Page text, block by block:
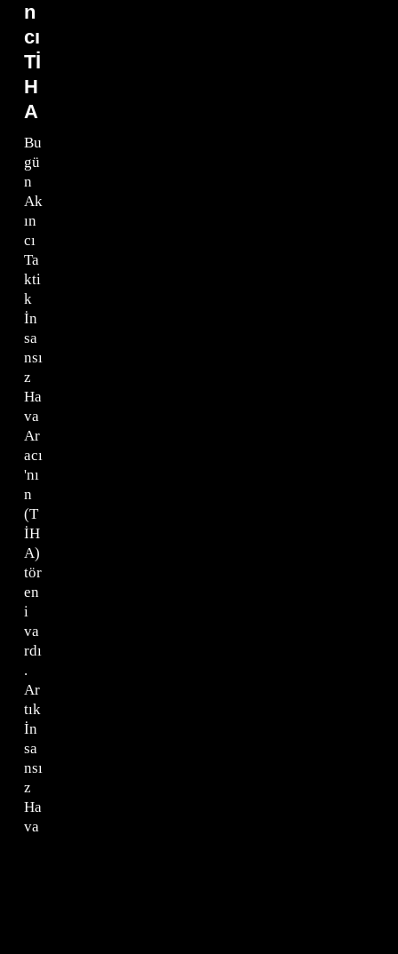
n
cı
Tİ
H
A
Bu
gü
n
Ak
ın
cı
Ta
kti
k
İn
sa
nsı
z
Ha
va
Ar
acı
'nı
n
(T
İH
A)
tör
en
i
va
rdı
.
Ar
tık
İn
sa
nsı
z
Ha
va